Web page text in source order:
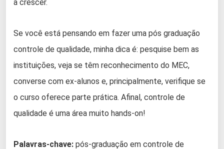
a crescer.
Se você está pensando em fazer uma pós graduação
controle de qualidade, minha dica é: pesquise bem as
instituições, veja se têm reconhecimento do MEC,
converse com ex-alunos e, principalmente, verifique se
o curso oferece parte prática. Afinal, controle de
qualidade é uma área muito hands-on!
Palavras-chave: pós-graduação em controle de